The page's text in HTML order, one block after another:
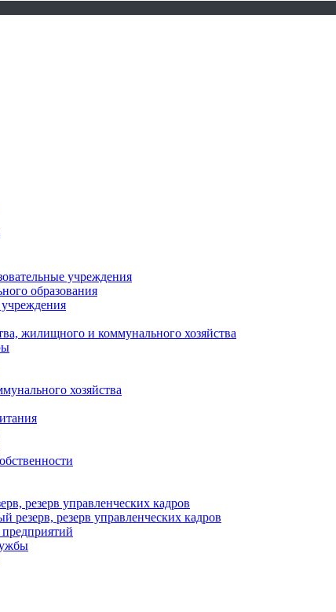
учреждения
образования
жилищного и коммунального хозяйства
хозяйства
резерв управленческих кадров
резерв, резерв управленческих кадров